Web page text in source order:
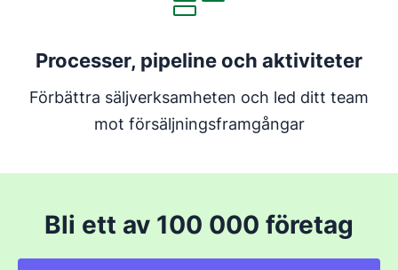
Processer, pipeline och aktiviteter
Förbättra säljverksamheten och led ditt team
mot försäljningsframgångar
Bli ett av 100 000 företag